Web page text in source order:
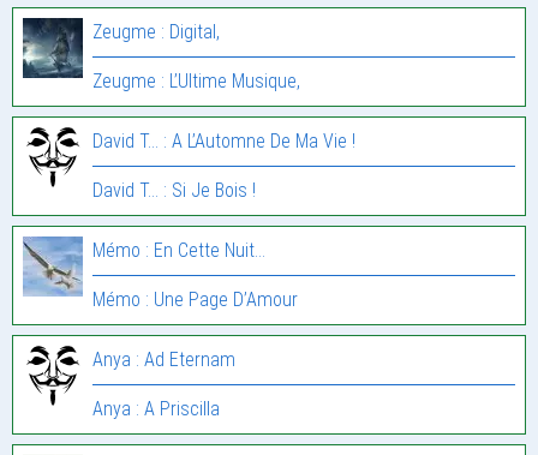
Zeugme : Digital,
Zeugme : L’Ultime Musique,
David T... : A L’Automne De Ma Vie !
David T... : Si Je Bois !
Mémo : En Cette Nuit…
Mémo : Une Page D’Amour
Anya : Ad Eternam
Anya : A Priscilla